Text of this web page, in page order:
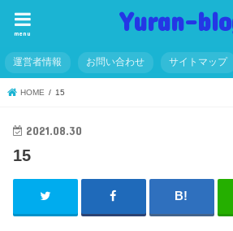
Yuran-
menu
運営者情報 お問い合わせ サイトマップ
HOME 15
2021.08.30
15